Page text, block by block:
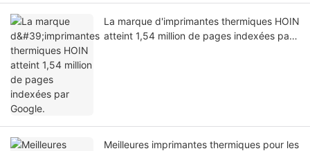
La marque d'imprimantes thermiques HOIN
atteint 1,54 million de pages indexées par
Meilleures imprimantes thermiques pour les